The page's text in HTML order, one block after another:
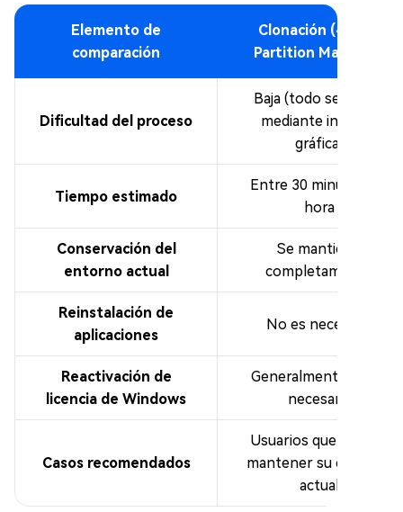
Elemento de
comparación
Clonación (4DDiG
Partition Manager)
Dificultad del proceso
Baja (todo se realiza
mediante interfaz
gráfica)
Tiempo estimado
Entre 30 minutos y 1
hora
Conservación del
entorno actual
Se mantiene
completamente
Reinstalación de
aplicaciones
No es necesaria
Reactivación de
licencia de Windows
Generalmente no es
necesaria
Casos recomendados
Usuarios que desean
mantener su entorno
actual